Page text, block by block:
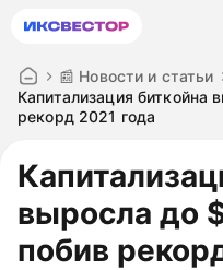
Акция: бесплатный
📰 Новости и статьи
Капитализация биткойна
рекорд 2021 года
выросла до
побив